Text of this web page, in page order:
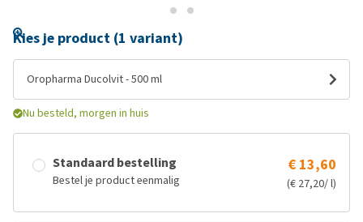
Kies je product (1 variant)
Oropharma Ducolvit - 500 ml
Nu besteld, morgen in huis
Standaard bestelling
Bestel je product eenmalig
€ 13,60
(€ 27,20/ l)